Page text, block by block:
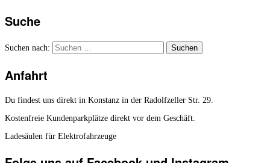
Suche
Suchen nach:
Anfahrt
Du findest uns direkt in Konstanz in der Radolfzeller Str. 29.
Kostenfreie Kundenparkplätze direkt vor dem Geschäft.
Ladesäulen für Elektrofahrzeuge